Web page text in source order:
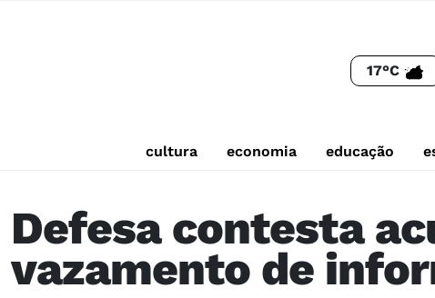
17°C
cultura economia educação
Defesa contesta
vazamento de